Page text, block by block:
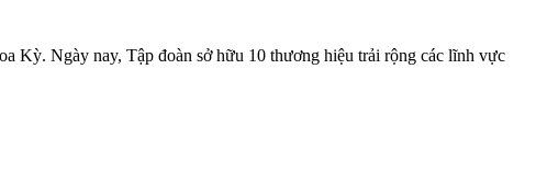
Ngày nay, Tập đoàn sở hữu 10 thương hiệu trải rộng các lĩnh vực